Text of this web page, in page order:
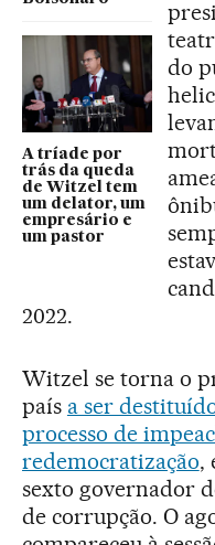
A tríade por
trás da queda
de Witzel tem
um delator, um
empresário e
um pastor
do
2022.
Witzel se torna o
país a ser
processo de
redemocratização,
sexto governador
de corrupção. O